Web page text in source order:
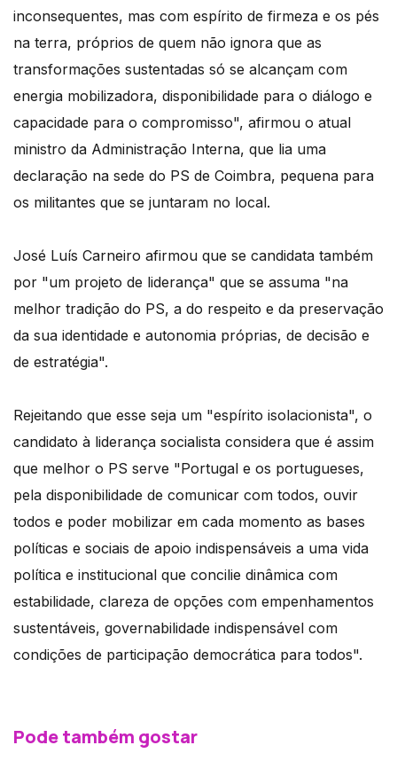
inconsequentes, mas com espírito de firmeza e os pés
na terra, próprios de quem não ignora que as
transformações sustentadas só se alcançam com
energia mobilizadora, disponibilidade para o diálogo e
capacidade para o compromisso", afirmou o atual
ministro da Administração Interna, que lia uma
declaração na sede do PS de Coimbra, pequena para
os militantes que se juntaram no local.
José Luís Carneiro afirmou que se candidata também
por "um projeto de liderança" que se assuma "na
melhor tradição do PS, a do respeito e da preservação
da sua identidade e autonomia próprias, de decisão e
de estratégia".
Rejeitando que esse seja um "espírito isolacionista", o
candidato à liderança socialista considera que é assim
que melhor o PS serve "Portugal e os portugueses,
pela disponibilidade de comunicar com todos, ouvir
todos e poder mobilizar em cada momento as bases
políticas e sociais de apoio indispensáveis a uma vida
política e institucional que concilie dinâmica com
estabilidade, clareza de opções com empenhamentos
sustentáveis, governabilidade indispensável com
condições de participação democrática para todos".
Pode também gostar